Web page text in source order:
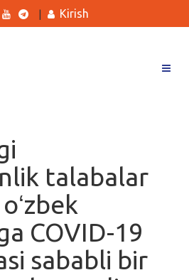
Kirish
talabalar
COVID-19
sababli bir